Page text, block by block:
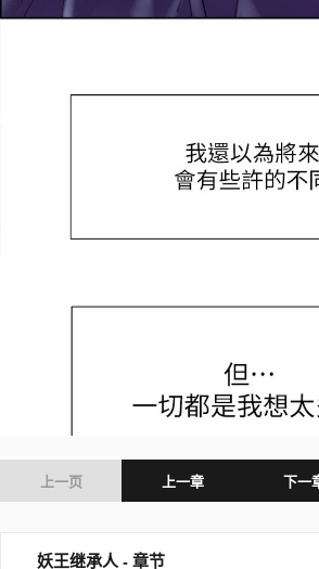
上一页 上一章 下一
妖王继承人 - 章节